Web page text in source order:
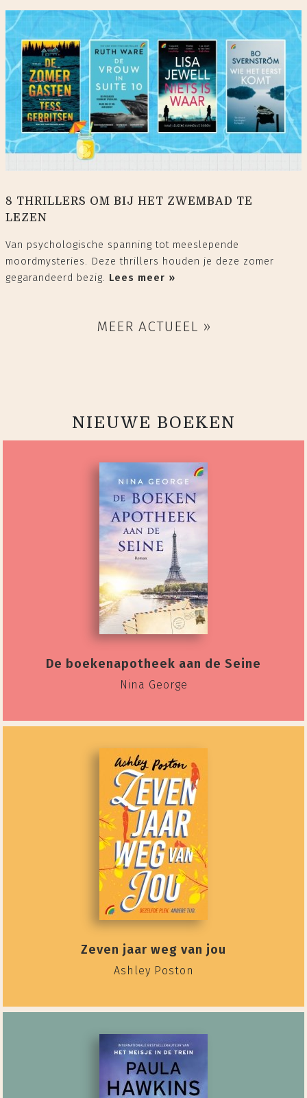
8 THRILLERS OM BIJ HET ZWEMBAD TE
LEZEN
Van psychologische spanning tot meeslepende
moordmysteries. Deze thrillers houden je deze zomer
gegarandeerd bezig. Lees meer »
MEER ACTUEEL »
NIEUWE BOEKEN
De boekenapotheek aan de Seine
Nina George
Zeven jaar weg van jou
Ashley Poston